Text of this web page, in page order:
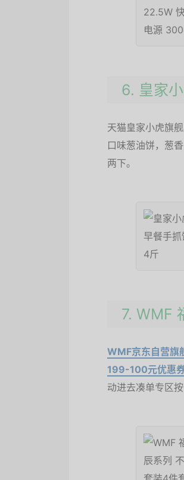
6. 皇家
天猫皇家小虎旗
口味葱油饼，葱
两下。
7. WMF
WMF京东自营旗
199-100元优惠
动进去凑单专区